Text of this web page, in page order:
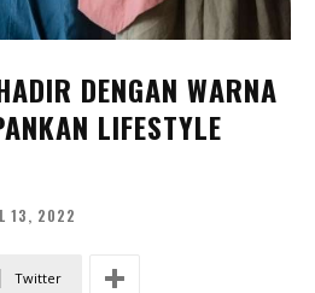
DENGAN WARNA
LIFESTYLE
13, 2022
Twitter